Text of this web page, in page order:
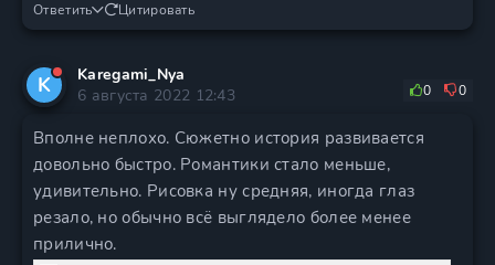
Ответить Цитировать
K
Karegami_Nya
6 августа 2022 12:43
0 0
Вполне неплохо. Сюжетно история развивается
довольно быстро. Романтики стало меньше,
удивительно. Рисовка ну средняя, иногда глаз
резало, но обычно всё выглядело более менее
прилично.